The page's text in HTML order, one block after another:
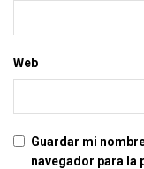
Web
Guardar mi
navegador para la